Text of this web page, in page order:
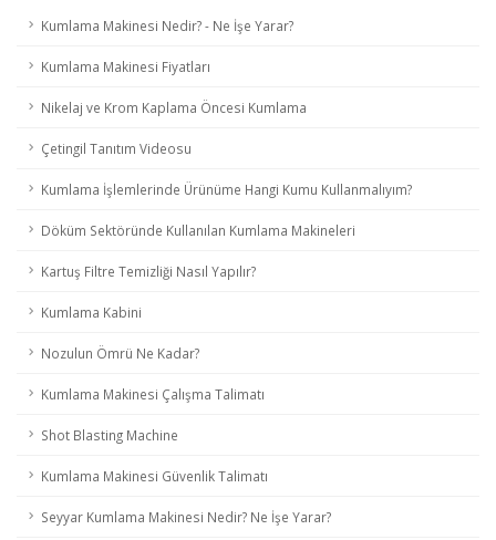
Kumlama Makinesi Nedir? - Ne İşe Yarar?
Kumlama Makinesi Fiyatları
Nikelaj ve Krom Kaplama Öncesi Kumlama
Çetingil Tanıtım Videosu
Kumlama İşlemlerinde Ürünüme Hangi Kumu Kullanmalıyım?
Döküm Sektöründe Kullanılan Kumlama Makineleri
Kartuş Filtre Temizliği Nasıl Yapılır?
Kumlama Kabini
Nozulun Ömrü Ne Kadar?
Kumlama Makinesi Çalışma Talimatı
Shot Blasting Machine
Kumlama Makinesi Güvenlik Talimatı
Seyyar Kumlama Makinesi Nedir? Ne İşe Yarar?